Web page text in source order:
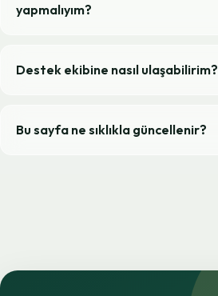
yapmalıyım?
Destek ekibine nasıl ulaşabilirim?
Bu sayfa ne sıklıkla güncellenir?